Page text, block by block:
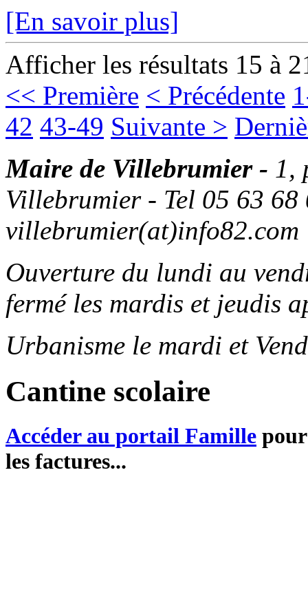
[En savoir plus]
Afficher les résultats 15 à
<< Première < Précédente
42 43-49 Suivante >
Maire de Villebrumier - 1,
Villebrumier - Tel 05 63
villebrumier(at)info82.com
Ouverture du lundi au
fermé les mardis et jeudis
Urbanisme le mardi et
Cantine scolaire
Accéder au portail Famille
les factures...